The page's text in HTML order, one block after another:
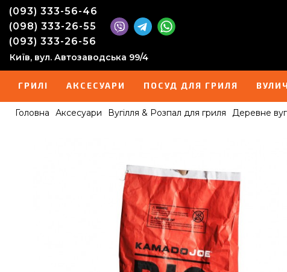
(093) 333-56-46
(098) 333-26-55
(093) 333-26-56
Київ, вул. Автозаводська 99/4
ГРИЛІ АКСЕСУАРИ ПОСУД ДЛЯ ГРИЛЯ
Головна Аксесуари Вугілля & Розпал для гриля Деревне